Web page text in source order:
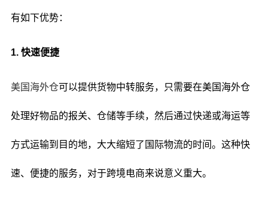
有如下优势：
1. 快速便捷
美国海外仓可以提供货物中转服务，只需要在美国海外仓
处理好物品的报关、仓储等手续，然后通过快递或海运等
方式运输到目的地，大大缩短了国际物流的时间。这种快
速、便捷的服务，对于跨境电商来说意义重大。